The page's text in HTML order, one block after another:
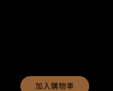
加入購物車